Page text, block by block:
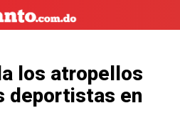
los atropellos
deportistas en